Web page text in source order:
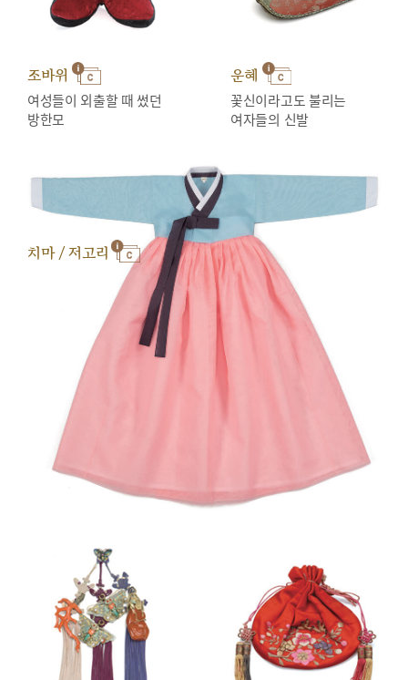
조바위
여성들이 외출할 때 썼던
방한모
운혜
꽃신이라고도 불리는
여자들의 신발
치마 / 저고리